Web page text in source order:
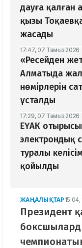
дауға қалған
қызы
жасады
17:47, 07 Тамыз 2026
«Ресейден
Алматыда
нөмірлерін
ұсталды
17:29, 07 Тамыз 2026
ЕҮАК
электрондық
туралы
қойылды
ЖАҢАЛЫҚТАР
Президент